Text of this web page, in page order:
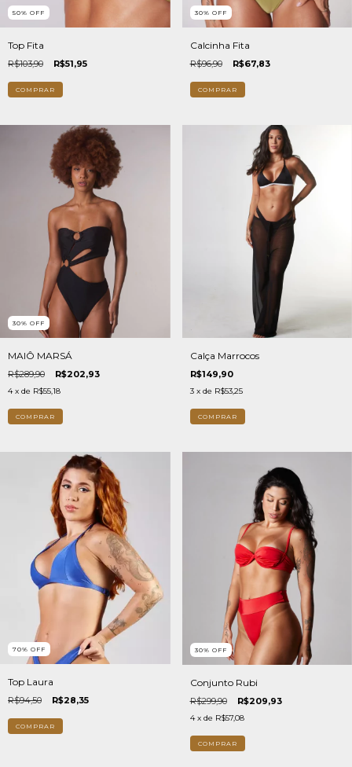
50% OFF
Top Fita
R$103,90 R$51,95
COMPRAR
30% OFF
Calcinha Fita
R$96,90 R$67,83
COMPRAR
30% OFF
MAIÔ MARSÁ
R$289,90 R$202,93
4 x de R$55,18
COMPRAR
Calça Marrocos
R$149,90
3 x de R$53,25
COMPRAR
70% OFF
Top Laura
R$94,50 R$28,35
COMPRAR
30% OFF
Conjunto Rubi
R$299,90 R$209,93
4 x de R$57,08
COMPRAR